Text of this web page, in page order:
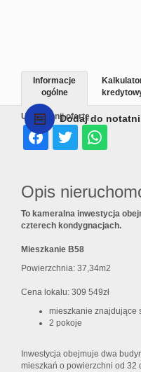
Dodaj do
Udostępnij ofertę
Informacje
ogólne
Opis
To kameralna inwestycja
czterech kondygnacjach.
Mieszkanie B58
Powierzchnia: 37,34m2
Cena lokalu: 309 549zł
mieszkanie znajdujące
2 pokoje
Inwestycja obejmuje dwa
mieszkań o powierzchni od 32